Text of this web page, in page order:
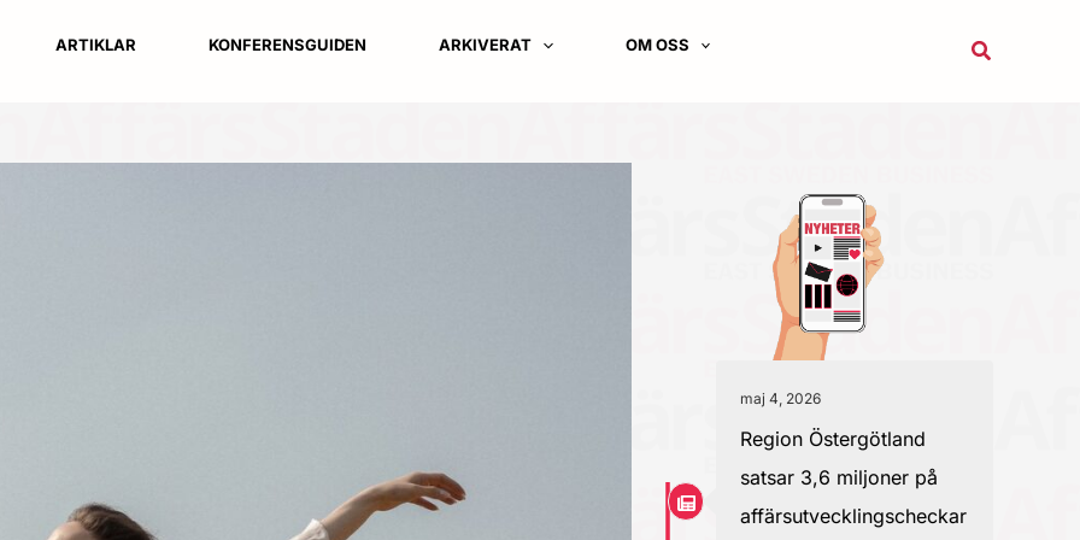
ARTIKLAR KONFERENSGUIDEN ARKIVERAT OM OSS Sök
maj 4, 2026
Region Östergötland
satsar 3,6 miljoner på
affärsutvecklingscheckar